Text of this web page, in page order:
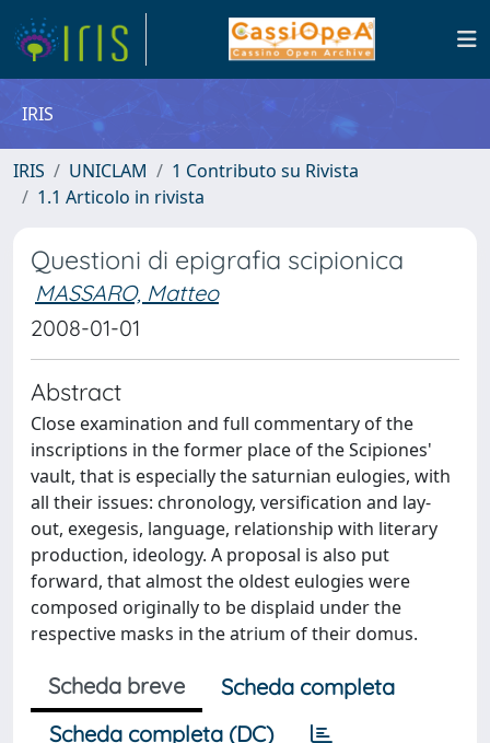
IRIS
IRIS UNICLAM
1 Contributo su Rivista
1.1 Articolo in rivista
Questioni di epigrafia scipionica
MASSARO, Matteo
2008-01-01
Abstract
Close examination and full commentary of the
inscriptions in the former place of the Scipiones'
vault, that is especially the saturnian eulogies, with
all their issues: chronology, versification and lay-
out, exegesis, language, relationship with literary
production, ideology. A proposal is also put
forward, that almost the oldest eulogies were
composed originally to be displaid under the
respective masks in the atrium of their domus.
Scheda breve
Scheda completa
Scheda completa (DC)